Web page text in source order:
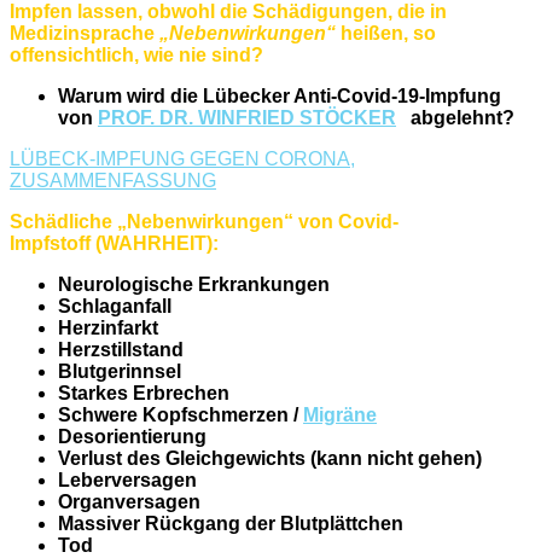
Impfen lassen, obwohl die Schädigungen, die in
Medizinsprache „Nebenwirkungen“ heißen, so
offensichtlich, wie nie sind?
Warum wird die Lübecker Anti-Covid-19-Impfung
von PROF. DR. WINFRIED STÖCKER abgelehnt?
LÜBECK-IMPFUNG GEGEN CORONA,
ZUSAMMENFASSUNG
Schädliche „Nebenwirkungen“ von Covid-
Impfstoff (WAHRHEIT):
Neurologische Erkrankungen
Schlaganfall
Herzinfarkt
Herzstillstand
Blutgerinnsel
Starkes Erbrechen
Schwere Kopfschmerzen / Migräne
Desorientierung
Verlust des Gleichgewichts (kann nicht gehen)
Leberversagen
Organversagen
Massiver Rückgang der Blutplättchen
Tod